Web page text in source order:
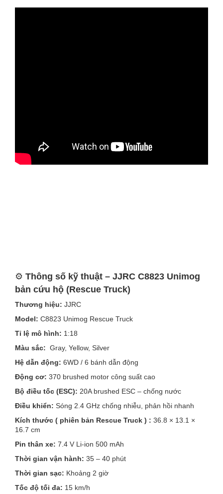
⚙️ Thông số kỹ thuật – JJRC C8823 Unimog
bản cứu hộ (Rescue Truck)
Thương hiệu: JJRC
Model: C8823 Unimog Rescue Truck
Tỉ lệ mô hình: 1:18
Màu sắc: Gray, Yellow, Silver
Hệ dẫn động: 6WD / 6 bánh dẫn động
Động cơ: 370 brushed motor công suất cao
Bộ điều tốc (ESC): 20A brushed ESC – chống nước
Điều khiển: Sóng 2.4 GHz chống nhiễu, phản hồi nhanh
Kích thước ( phiên bản Rescue Truck ) : 36.8 × 13.1 ×
16.7 cm
Pin thân xe: 7.4 V Li-ion 500 mAh
Thời gian vận hành: 35 – 40 phút
Thời gian sạc: Khoảng 2 giờ
Tốc độ tối đa: 15 km/h